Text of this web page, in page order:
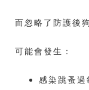
而忽略了防護後
可能會發生：
感染跳蚤過